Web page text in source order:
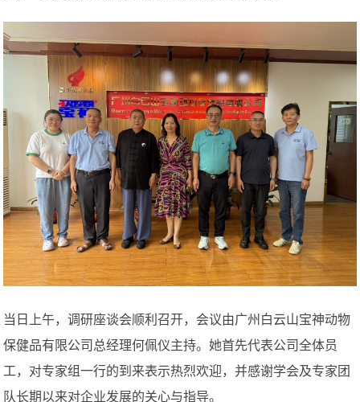
当日上午，调研座谈会顺利召开，会议由广州白云山宝神动物
保健品有限公司总经理何佩仪主持。她首先代表公司全体员
工，对专家组一行的到来表示热烈欢迎，并感谢学会及专家团
队长期以来对企业发展的关心与指导。